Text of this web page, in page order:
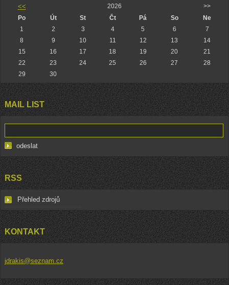
<< 2026
>>
Po
Út St Čt Pá So
Ne
1
2 3 4 5 6
7
8
9 10 11 12 13
14
15
16 17 18 19 20
21
22
23 24 25 26 27
28
29
30
MAIL LIST
RSS
Přehled zdrojů
KONTAKT
jdrakis@seznam.cz